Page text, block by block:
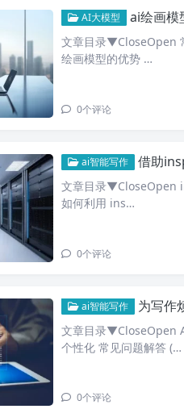
AI大模型 ai绘画模
文章目录▼CloseOpen
绘画模型的优势 …
0个评论
ai智能写作 借助
文章目录▼CloseOpen
如何利用 ins…
0个评论
ai智能写作 为写作
文章目录▼CloseOpen
个性化 常见问题解答 (…
0个评论